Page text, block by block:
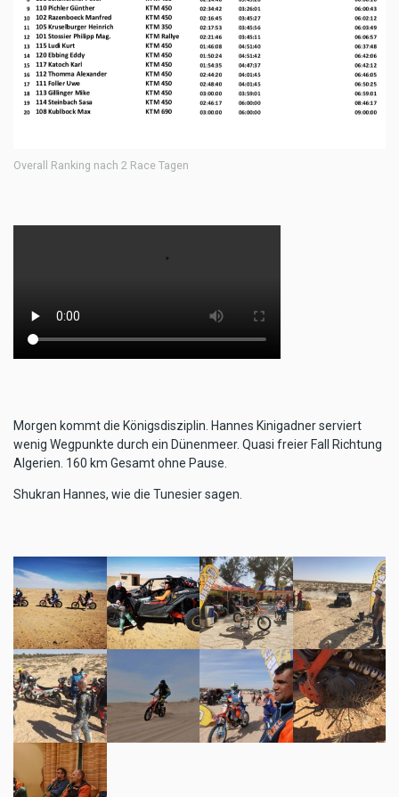
Overall Ranking nach 2 Race Tagen
Morgen kommt die Königsdisziplin. Hannes Kinigadner serviert
wenig Wegpunkte durch ein Dünenmeer. Quasi freier Fall Richtung
Algerien. 160 km Gesamt ohne Pause.
Shukran Hannes, wie die Tunesier sagen.